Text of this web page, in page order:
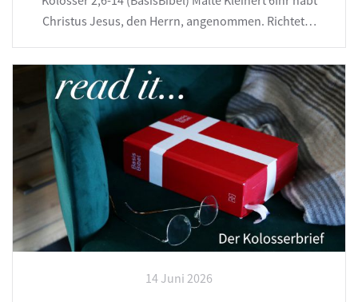
Christus Jesus, den Herrn, angenommen. Richtet…
14 Juni 2026